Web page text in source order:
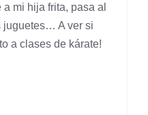
mi hija frita, pasa al
juguetes… A ver si
a clases de kárate!